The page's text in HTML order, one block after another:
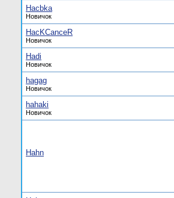
Hacbka
Новичок
HacKCanceR
Новичок
Hadi
Новичок
hagag
Новичок
hahaki
Новичок
Hahn